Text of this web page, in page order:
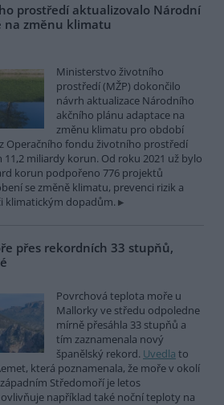
prostředí aktualizovalo Národní
na změnu klimatu
Ministerstvo životního
prostředí (MŽP) dokončilo
návrh aktualizace Národního
akčního plánu adaptace na
změnu klimatu pro období
Operačního fondu životního prostředí
11,2 miliardy korun. Od roku 2021 už bylo
korun podpořeno 776 projektů
se změně klimatu, prevenci rizik a
klimatickým dopadům.
přes rekordních 33 stupňů,
Povrchová teplota moře u
Mallorky ve středu odpoledne
mírně přesáhla 33 stupňů a
tím zaznamenala nový
španělský rekord. Uvedla to
která poznamenala, že moře v okolí
Středomoří je letos
například také noční teploty na